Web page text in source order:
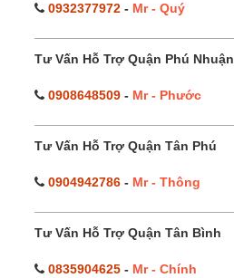
0932377972 - Mr - Quý
Tư Vấn Hỗ Trợ Quận Phú Nhuận
0908648509 - Mr - Phước
Tư Vấn Hỗ Trợ Quận Tân Phú
0904942786 - Mr - Thông
Tư Vấn Hỗ Trợ Quận Tân Bình
0835904625 - Mr - Chính